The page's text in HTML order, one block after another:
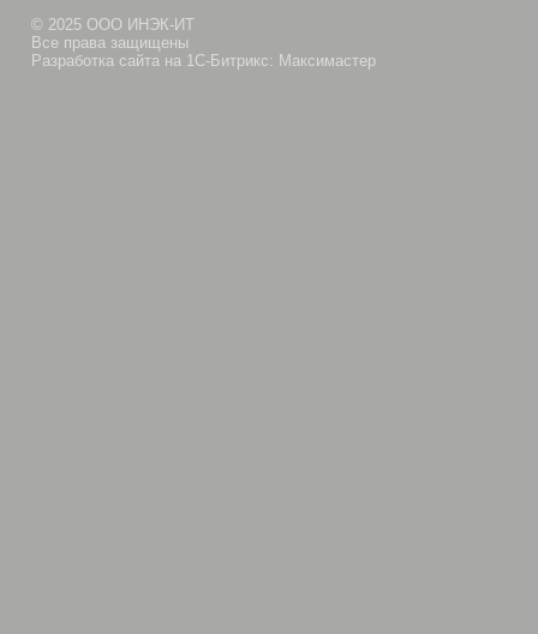
© 2025 ООО ИНЭК-ИТ
Все права защищены
Разработка сайта на 1С-Битрикс: Максимастер